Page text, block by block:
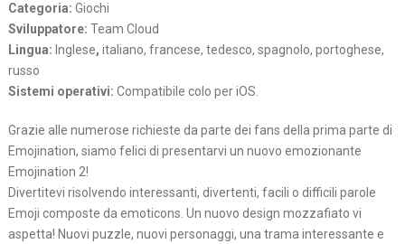
Categoria: Giochi
Sviluppatore: Team Cloud
Lingua: Inglese, italiano, francese, tedesco, spagnolo, portoghese,
russo
Sistemi operativi: Compatibile colo per iOS.
Grazie alle numerose richieste da parte dei fans della prima parte di
Emojination, siamo felici di presentarvi un nuovo emozionante
Emojination 2!
Divertitevi risolvendo interessanti, divertenti, facili o difficili parole
Emoji composte da emoticons. Un nuovo design mozzafiato vi
aspetta! Nuovi puzzle, nuovi personaggi, una trama interessante e